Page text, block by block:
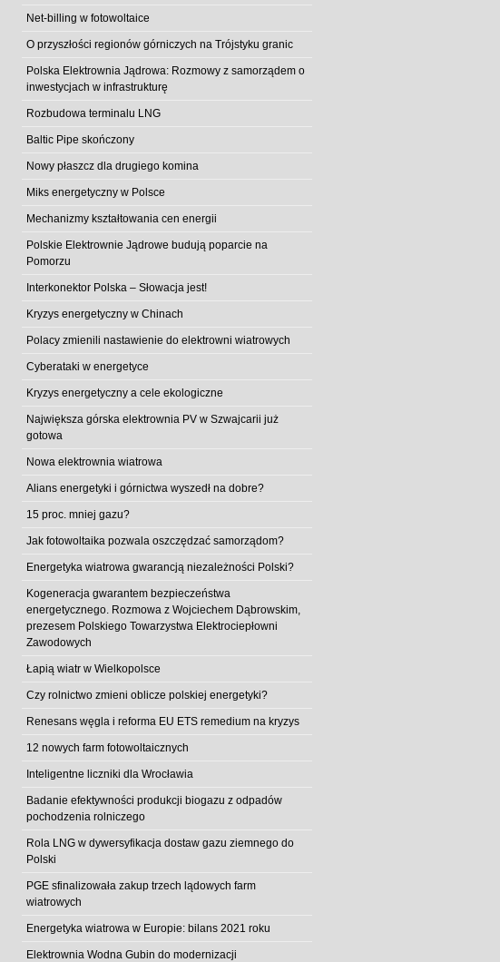
Net-billing w fotowoltaice
O przyszłości regionów górniczych na Trójstyku granic
Polska Elektrownia Jądrowa: Rozmowy z samorządem o
inwestycjach w infrastrukturę
Rozbudowa terminalu LNG
Baltic Pipe skończony
Nowy płaszcz dla drugiego komina
Miks energetyczny w Polsce
Mechanizmy kształtowania cen energii
Polskie Elektrownie Jądrowe budują poparcie na
Pomorzu
Interkonektor Polska – Słowacja jest!
Kryzys energetyczny w Chinach
Polacy zmienili nastawienie do elektrowni wiatrowych
Cyberataki w energetyce
Kryzys energetyczny a cele ekologiczne
Największa górska elektrownia PV w Szwajcarii już
gotowa
Nowa elektrownia wiatrowa
Alians energetyki i górnictwa wyszedł na dobre?
15 proc. mniej gazu?
Jak fotowoltaika pozwala oszczędzać samorządom?
Energetyka wiatrowa gwarancją niezależności Polski?
Kogeneracja gwarantem bezpieczeństwa
energetycznego. Rozmowa z Wojciechem Dąbrowskim,
prezesem Polskiego Towarzystwa Elektrociepłowni
Zawodowych
Łapią wiatr w Wielkopolsce
Czy rolnictwo zmieni oblicze polskiej energetyki?
Renesans węgla i reforma EU ETS remedium na kryzys
12 nowych farm fotowoltaicznych
Inteligentne liczniki dla Wrocławia
Badanie efektywności produkcji biogazu z odpadów
pochodzenia rolniczego
Rola LNG w dywersyfikacja dostaw gazu ziemnego do
Polski
PGE sfinalizowała zakup trzech lądowych farm
wiatrowych
Energetyka wiatrowa w Europie: bilans 2021 roku
Elektrownia Wodna Gubin do modernizacji